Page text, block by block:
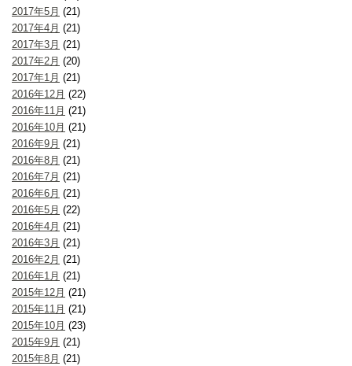
2017年5月 (21)
2017年4月 (21)
2017年3月 (21)
2017年2月 (20)
2017年1月 (21)
2016年12月 (22)
2016年11月 (21)
2016年10月 (21)
2016年9月 (21)
2016年8月 (21)
2016年7月 (21)
2016年6月 (21)
2016年5月 (22)
2016年4月 (21)
2016年3月 (21)
2016年2月 (21)
2016年1月 (21)
2015年12月 (21)
2015年11月 (21)
2015年10月 (23)
2015年9月 (21)
2015年8月 (21)